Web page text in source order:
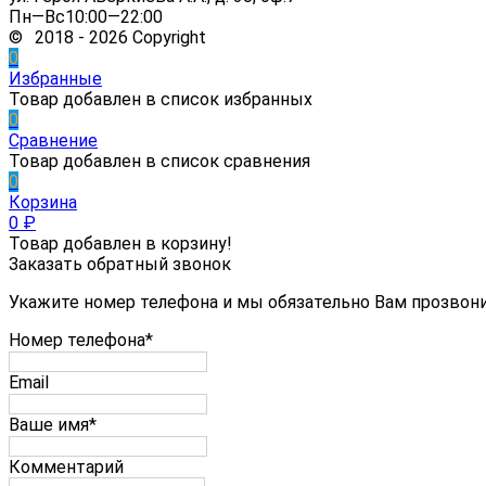
Пн—Вс10:00—22:00
© 2018 - 2026 Copyright
0
Избранные
Товар добавлен в список избранных
0
Сравнение
Товар добавлен в список сравнения
0
Корзина
0 ₽
Товар добавлен в корзину!
Заказать обратный звонок
Укажите номер телефона и мы обязательно Вам
Номер телефона*
Email
Ваше имя*
Комментарий